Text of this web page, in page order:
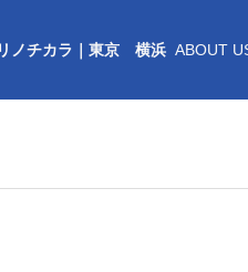
チカラ｜東京 横浜 ABOUT